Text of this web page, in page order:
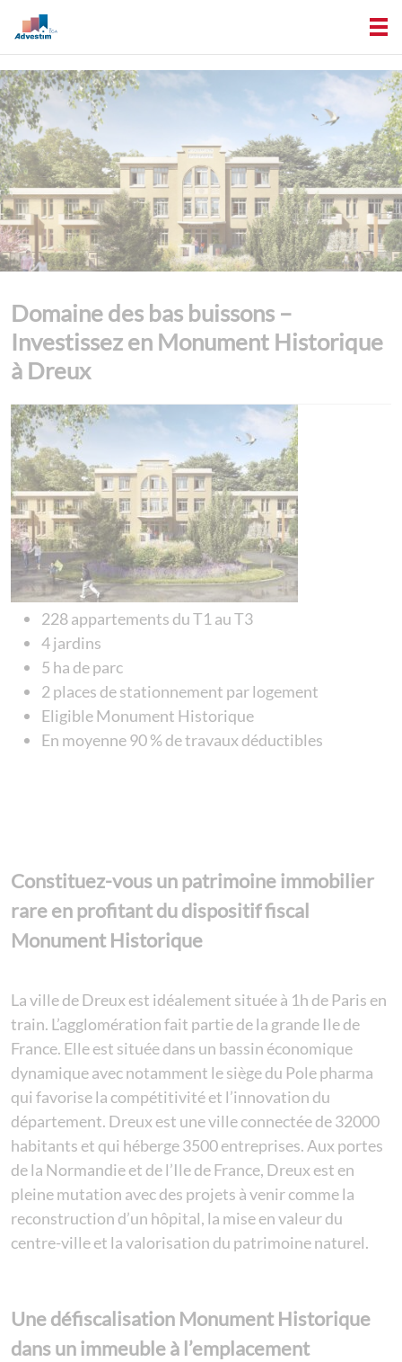
Domaine des bas buissons –
Investissez en Monument Historique
à Dreux
228 appartements du T1 au T3
4 jardins
5 ha de parc
2 places de stationnement par logement
Eligible Monument Historique
En moyenne 90 % de travaux déductibles
Constituez-vous un patrimoine immobilier
rare en profitant du dispositif fiscal
Monument Historique
La ville de Dreux est idéalement située à 1h de Paris en
train. L’agglomération fait partie de la grande Ile de
France. Elle est située dans un bassin économique
dynamique avec notamment le siège du Pole pharma
qui favorise la compétitivité et l’innovation du
département. Dreux est une ville connectée de 32000
habitants et qui héberge 3500 entreprises. Aux portes
de la Normandie et de l’Ile de France, Dreux est en
pleine mutation avec des projets à venir comme la
reconstruction d’un hôpital, la mise en valeur du
centre-ville et la valorisation du patrimoine naturel.
Une défiscalisation Monument Historique
dans un immeuble à l’emplacement